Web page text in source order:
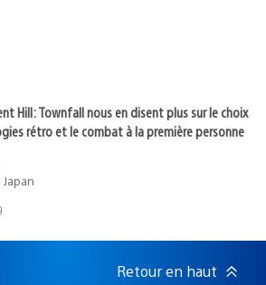
Hill: Townfall nous en disent plus sur le choix
rétro et le combat à la première personne
Retour en haut